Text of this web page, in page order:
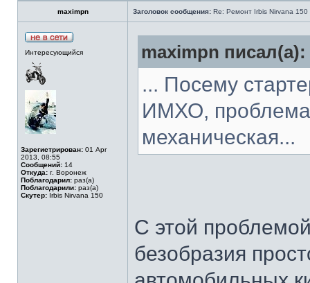
maximpn Заголовок сообщения: Re: Ремонт Irbis Nirvana 150
Интересующийся
Зарегистрирован: 01 Apr
2013, 08:55
Сообщений: 14
Откуда: г. Воронеж
Поблагодарил: раз(а)
Поблагодарили: раз(а)
Скутер: Irbis Nirvana 150
maximpn писал(а):
... Посему
ИМХО, проблема
механическая...
C этой
безобразия